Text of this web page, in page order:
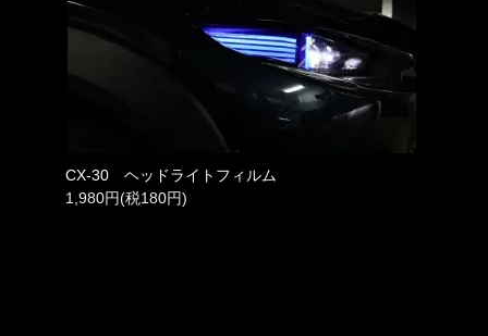
CX-30 ヘッドライトフィルム
1,980円(税180円)